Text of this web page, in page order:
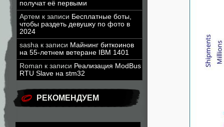
получат её первыми
Артем к записи Бесплатные боты,
чтобы раздеть девушку по фото в
2024
sasha к записи Майнинг биткоинов
на 55-летнем ветеране IBM 1401
Roman к записи Реализация ModBus
RTU Slave на stm32
РЕКОМЕНДУЕМ